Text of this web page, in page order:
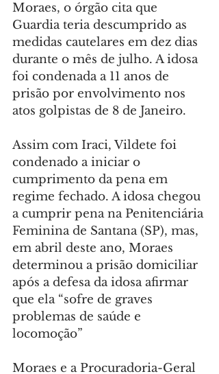
Moraes, o órgão cita que
Guardia teria descumprido as
medidas cautelares em dez dias
durante o mês de julho. A idosa
foi condenada a 11 anos de
prisão por envolvimento nos
atos golpistas de 8 de Janeiro.
Assim com Iraci, Vildete foi
condenado a iniciar o
cumprimento da pena em
regime fechado. A idosa chegou
a cumprir pena na Penitenciária
Feminina de Santana (SP), mas,
em abril deste ano, Moraes
determinou a prisão domiciliar
após a defesa da idosa afirmar
que ela “sofre de graves
problemas de saúde e
locomoção”
Moraes e a Procuradoria-Geral